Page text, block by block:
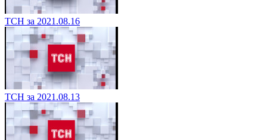
ТСН за 2021.08.16
ТСН за 2021.08.13